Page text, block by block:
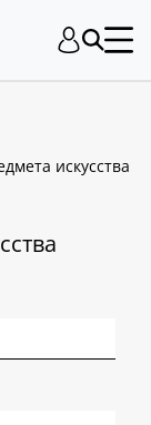
искусства